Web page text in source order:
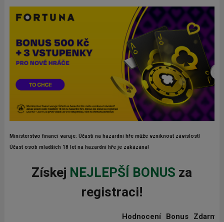
Ministerstvo financí varuje: Účastí na hazardní hře může vzniknout závislost!
Účast osob mladších 18 let na hazardní hře je zakázána!
Získej NEJLEPŠÍ BONUS za
registraci!
Hodnocení Bonus Zdarma